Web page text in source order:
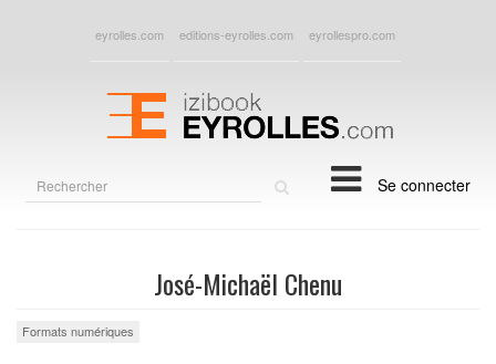
eyrolles.com editions-eyrolles.com eyrollespro.com
Se connecter
José-Michaël Chenu
Formats numériques